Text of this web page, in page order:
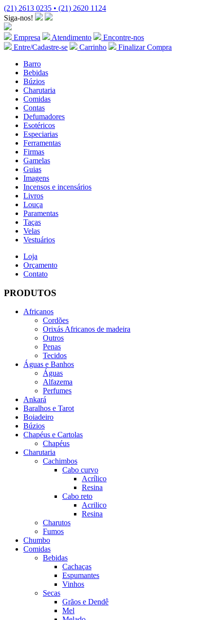
(21) 2613 0235 • (21) 2620 1124
Siga-nos!
Empresa Atendimento
Encontre-nos
Entre/Cadastre-se
Carrinho
Finalizar Compra
Barro
Bebidas
Búzios
Charutaria
Comidas
Contas
Defumadores
Esotéricos
Especiarias
Ferramentas
Firmas
Gamelas
Guias
Imagens
Incensos e incensários
Livros
Louça
Paramentas
Taças
Velas
Vestuários
Loja
Orçamento
Contato
PRODUTOS
Africanos
Cordões
Orixás Africanos de madeira
Outros
Penas
Tecidos
Águas e Banhos
Águas
Alfazema
Perfumes
Ankará
Baralhos e Tarot
Boiadeiro
Búzios
Chapéus e Cartolas
Chapéus
Charutaria
Cachimbos
Cabo curvo
Acrílico
Resina
Cabo reto
Acrilico
Resina
Charutos
Fumos
Chumbo
Comidas
Bebidas
Cachaças
Espumantes
Vinhos
Secas
Grãos e Dendê
Mel